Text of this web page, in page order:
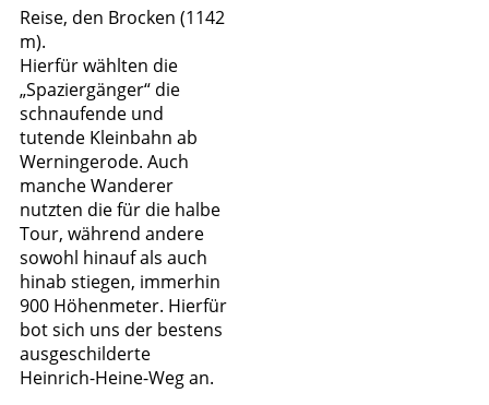
Reise, den Brocken (1142
m).
Hierfür wählten die
„Spaziergänger“ die
schnaufende und
tutende Kleinbahn ab
Werningerode. Auch
manche Wanderer
nutzten die für die halbe
Tour, während andere
sowohl hinauf als auch
hinab stiegen, immerhin
900 Höhenmeter. Hierfür
bot sich uns der bestens
ausgeschilderte
Heinrich-Heine-Weg an.